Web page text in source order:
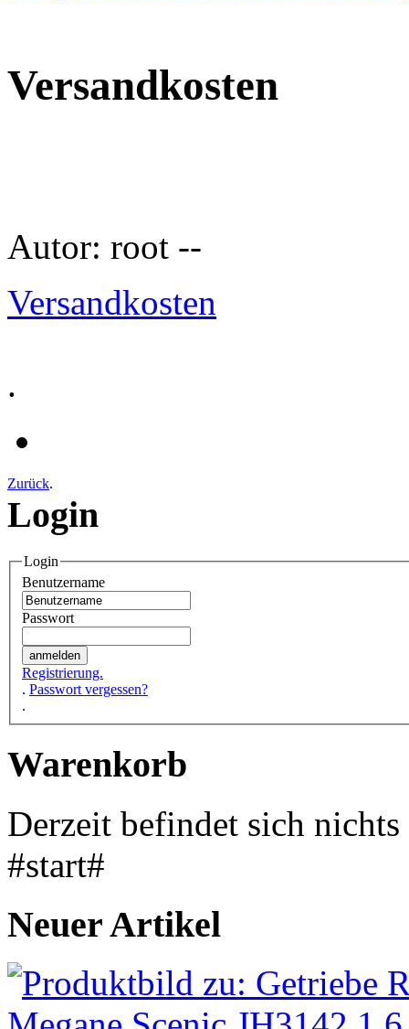
Versandkosten
Autor: root --
Versandkosten
.
Zurück.
Login
Login
Benutzername
Passwort
Registrierung.
. Passwort vergessen?
.
Warenkorb
Derzeit befindet sich
#start#
Neuer Artikel